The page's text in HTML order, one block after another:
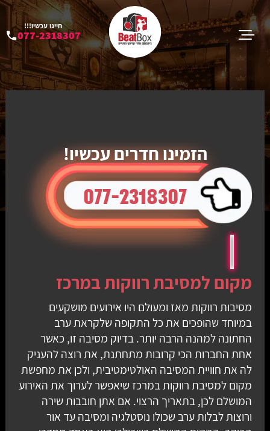
חייגו עכשיו!!!
077-2318307
הזמינו חדרים עכשיו!
077-2318307
מקום למסיבת רווקות במרכז
מסיבות רווקות מאז ומעולם היו אירועים מושקעים
במיוחד שהופכים את כל התקופה שלקראת ערב
החתונה למהנה הרבה יותר. בדיוק מסיבה זו, כאשר
אחת החברות הכי קרובות מתחתנת, את רוצה להעניק
לה את חוויית המסיבה האולטימטיבית, ולכן את מחפשת
מקום למסיבת רווקות במרכז שיאפשר לערוך את האירוע
המושלם לכן, בתאריך הרצוי. אם אתן חובבות שירה
ורוצות לבלות ערב שכולו נוסטלגיה ומסיבה עד אור